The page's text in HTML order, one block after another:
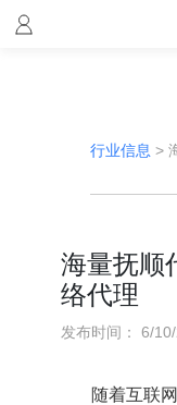
行业信息 >
海量抚顺
络代理
发布时间： 6/
随着互联